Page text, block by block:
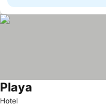
Hotel
Playa